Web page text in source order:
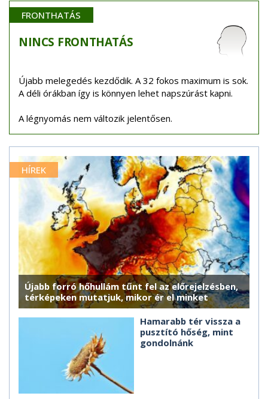
FRONTHATÁS
NINCS FRONTHATÁS
Újabb melegedés kezdődik. A 32 fokos maximum is sok.
A déli órákban így is könnyen lehet napszúrást kapni.
A légnyomás nem változik jelentősen.
HÍREK
Újabb forró hőhullám tűnt fel az előrejelzésben,
térképeken mutatjuk, mikor ér el minket
Hamarabb tér vissza a
pusztító hőség, mint
gondolnánk